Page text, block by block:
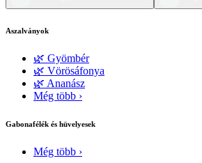
Aszalványok
🌿 Gyömbér
🌿 Vörösáfonya
🌿 Ananász
Még több ›
Gabonafélék és hüvelyesek
Még több ›